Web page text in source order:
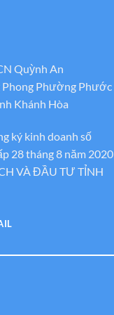
Quỳnh An
Phường Phước
Khánh Hòa
ký kinh doanh số
28 tháng 8 năm 2020
VÀ ĐẦU TƯ TỈNH